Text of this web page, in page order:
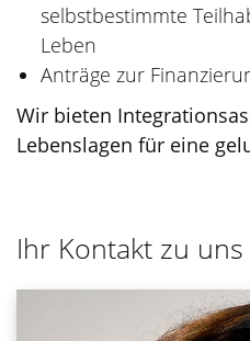
selbstbestimmte
Leben
Anträge zur
Wir bieten
Lebenslagen für eine
Ihr Kontakt zu uns